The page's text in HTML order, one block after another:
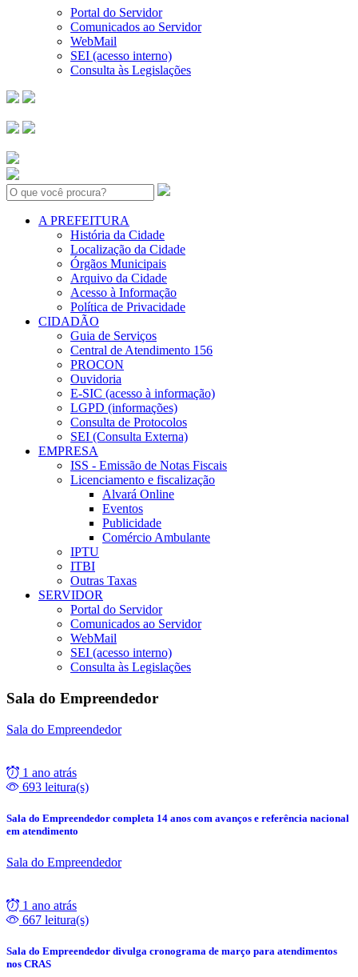
Portal do Servidor
Comunicados ao Servidor
WebMail
SEI (acesso interno)
Consulta às Legislações
Search:
A PREFEITURA
História da Cidade
Localização da Cidade
Órgãos Municipais
Arquivo da Cidade
Acesso à Informação
Política de Privacidade
CIDADÃO
Guia de Serviços
Central de Atendimento 156
PROCON
Ouvidoria
E-SIC (acesso à informação)
LGPD (informações)
Consulta de Protocolos
SEI (Consulta Externa)
EMPRESA
ISS - Emissão de Notas Fiscais
Licenciamento e fiscalização
Alvará Online
Eventos
Publicidade
Comércio Ambulante
IPTU
ITBI
Outras Taxas
SERVIDOR
Portal do Servidor
Comunicados ao Servidor
WebMail
SEI (acesso interno)
Consulta às Legislações
Sala do Empreendedor
Sala do Empreendedor
1 ano atrás
693 leitura(s)
Sala do Empreendedor completa 14 anos com avanços e referência nacional
em atendimento
Sala do Empreendedor
1 ano atrás
667 leitura(s)
Sala do Empreendedor divulga cronograma de março para atendimentos
nos CRAS